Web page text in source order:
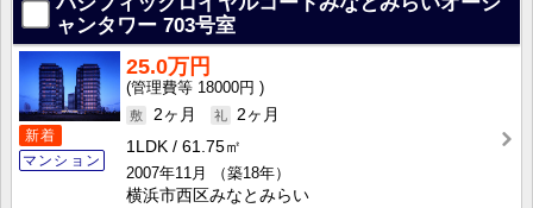
ャンタワー 703号室
新着
マンション
25.0万円
18000円
2ヶ月
2ヶ月
1LDK
61.75㎡
2007年11月
（築18年）
横浜市西区みなとみらい